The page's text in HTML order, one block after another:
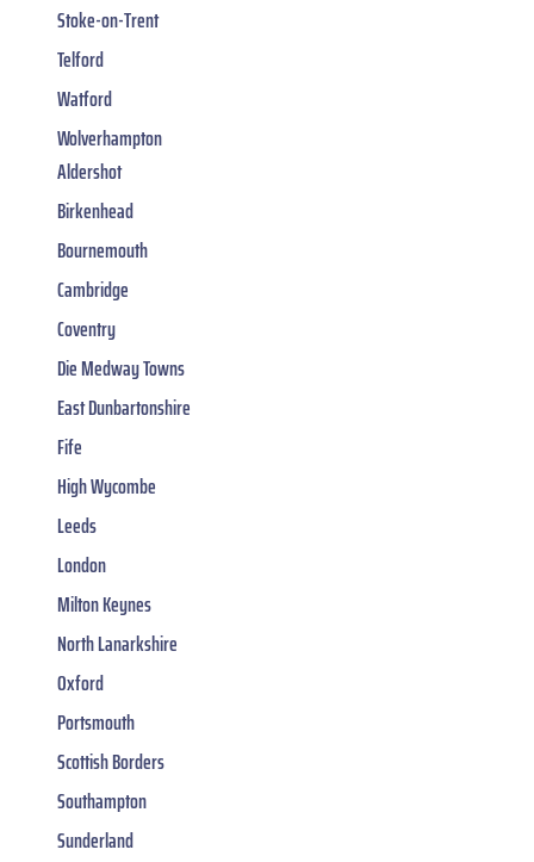
Stoke-on-Trent
Telford
Watford
Wolverhampton
Aldershot
Birkenhead
Bournemouth
Cambridge
Coventry
Die Medway Towns
East Dunbartonshire
Fife
High Wycombe
Leeds
London
Milton Keynes
North Lanarkshire
Oxford
Portsmouth
Scottish Borders
Southampton
Sunderland